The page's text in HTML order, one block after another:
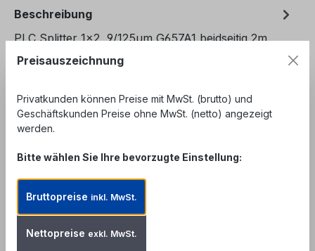
Beschreibung
PLC Splitter 1x2 9/125µm G657A1 beidseitig 2m
2.0mm Kabel (ohne Stecker) Planar Light Wave
Circuit (PLC) LWL Splitter teile…
Bewertungen
Preisauszeichnung
Privatkunden können Preise mit MwSt. (brutto) und
Geschäftskunden Preise ohne MwSt. (netto) angezeigt
werden.
Bitte wählen Sie Ihre bevorzugte Einstellung:
Bruttopreise inkl. MwSt.
Nettopreise exkl. MwSt.